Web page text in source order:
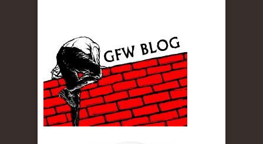
gfw_blog_small.jpg